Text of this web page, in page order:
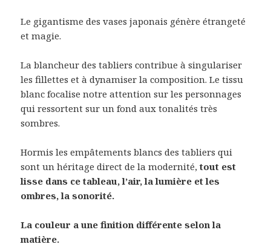
Le gigantisme des vases japonais génère étrangeté
et magie.
La blancheur des tabliers contribue à singulariser
les fillettes et à dynamiser la composition. Le tissu
blanc focalise notre attention sur les personnages
qui ressortent sur un fond aux tonalités très
sombres.
Hormis les empâtements blancs des tabliers qui
sont un héritage direct de la modernité,tout est
lisse dans ce tableau, l’air, la lumière et les
ombres, la sonorité.
La couleur a une finition différente selon la
matière.